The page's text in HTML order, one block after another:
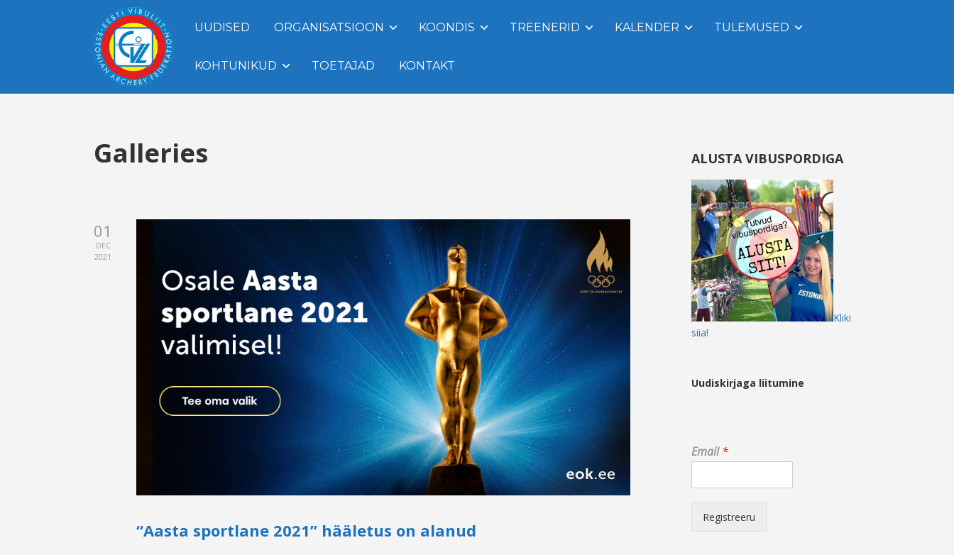
UUDISED ORGANISATSIOON KOONDIS TREENERID KALENDER TULEMUSED
KOHTUNIKUD TOETAJAD KONTAKT
Galleries
01
DEC
2021
“Aasta sportlane 2021” hääletus on alanud
ALUSTA VIBUSPORDIGA
Kliki
siia!
Uudiskirjaga liitumine
E
m
i
Email*
Registreeru